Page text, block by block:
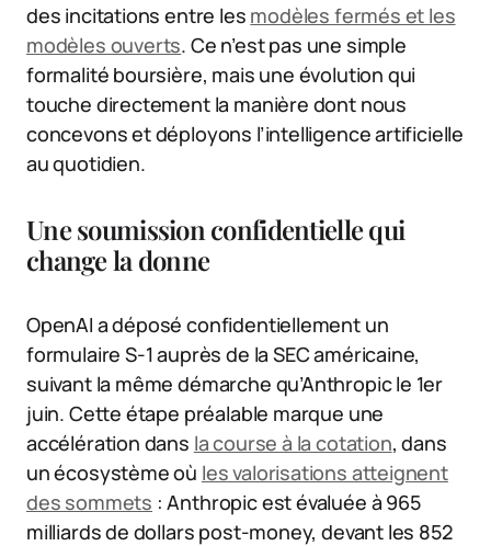
des incitations entre les modèles fermés et les
modèles ouverts. Ce n’est pas une simple
formalité boursière, mais une évolution qui
touche directement la manière dont nous
concevons et déployons l’intelligence artificielle
au quotidien.
Une soumission confidentielle qui
change la donne
OpenAI a déposé confidentiellement un
formulaire S-1 auprès de la SEC américaine,
suivant la même démarche qu’Anthropic le 1er
juin. Cette étape préalable marque une
accélération dans la course à la cotation, dans
un écosystème où les valorisations atteignent
des sommets : Anthropic est évaluée à 965
milliards de dollars post-money, devant les 852